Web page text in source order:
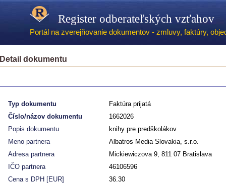
Register odberateľských vzťahov
Portál na zverejňovanie dokumentov - zmluvy, faktúry,
Detail dokumentu
Typ dokumentu
Faktúra prijatá
Číslo/názov dokumentu
1662026
Popis dokumentu
knihy pre predškolákov
Meno partnera
Albatros Media Slovakia, s.r.o.
Adresa partnera
Mickiewiczova 9, 811 07 Bratislava
IČO partnera
46106596
Cena s DPH [EUR]
36.30